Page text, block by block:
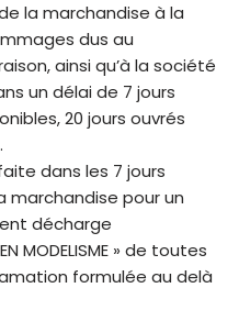
la marchandise à la
dus au
ainsi qu’à la société
un délai de 7 jours
20 jours ouvrés
dans les 7 jours
marchandise pour un
décharge
MODELISME » de toutes
formulée au delà